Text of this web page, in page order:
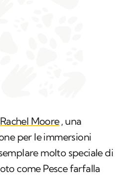
Rachel Moore, una
per le immersioni
molto speciale di
come Pesce farfalla